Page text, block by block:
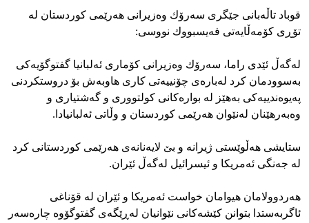
قوباد تاڵه‌بانی جێگری سه‌رۆك وه‌زیرانی هه‌رێمی‌ كوردستان له‌
تۆڕی‌ كۆمه‌ڵایه‌تی‌ فه‌یسبووك نووسی‌:
له‌گه‌ڵ ئێدی راما، سه‌رۆك وه‌زیرانی كۆماری ئه‌لبانیا گفتوگۆیه‌كی
به‌سوودمان كرد له‌باره‌ی چۆنییه‌تی كاری هاوبه‌ش بۆ دروستكردنی
په‌یوه‌ندییه‌كی به‌هێز له‌ بواره‌كانی كولتووری و گه‌شتیاری و
وه‌به‌رهێنان له‌نێوان هه‌رێمی كوردستان و وڵاتی ئه‌لبانیادا.
ستایشی هه‌ڵوێستی ژیرانه‌ و بێ لایه‌نانه‌ی هه‌رێمی كوردستانی كرد
له‌ جه‌نگی ئه‌مریكا و ئیسرائیل له‌گه‌ڵ ئێران.
هه‌ردوولامان هیوامان خواست ئه‌مریكا و ئێران له‌ قۆناغی
ئاگربه‌ستدا بتوانن كێشه‌كانی نێوانیان له‌ڕێگه‌ی گفتوگۆوه‌ چاره‌سه‌ر